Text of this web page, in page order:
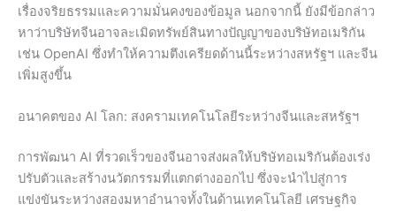
เรื่องจริยธรรมและความมั่นคงของข้อมูล นอกจากนี้ ยังมีข้อกล่าว
หาว่าบริษัทจีนอาจละเมิดทรัพย์สินทางปัญญาของบริษัทอเมริกัน
เช่น OpenAI ซึ่งทำให้ความตึงเครียดด้านนี้ระหว่างสหรัฐฯ และจีน
เพิ่มสูงขึ้น
อนาคตของ AI โลก: สงครามเทคโนโลยีระหว่างจีนและสหรัฐฯ
การพัฒนา AI ที่รวดเร็วของจีนอาจส่งผลให้บริษัทอเมริกันต้องเร่ง
ปรับตัวและสร้างนวัตกรรมที่แตกต่างออกไป ซึ่งจะนำไปสู่การ
แข่งขันระหว่างสองมหาอำนาจทั้งในด้านเทคโนโลยี เศรษฐกิจ